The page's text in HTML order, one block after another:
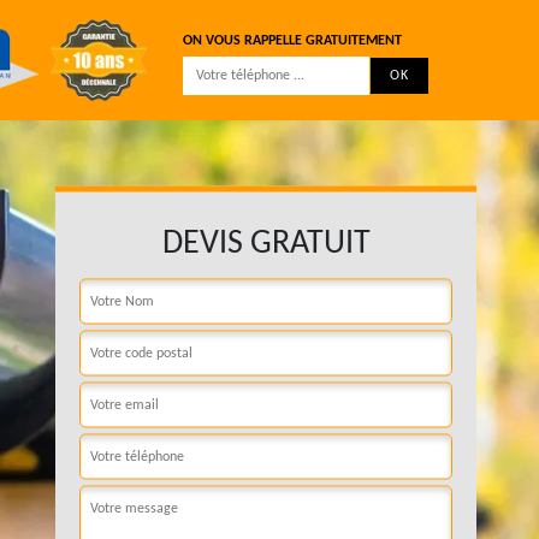
ON VOUS RAPPELLE GRATUITEMENT
DEVIS GRATUIT